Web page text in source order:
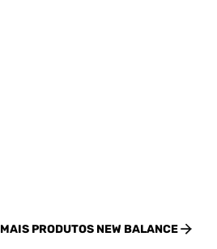
MAIS PRODUTOS NEW BALANCE